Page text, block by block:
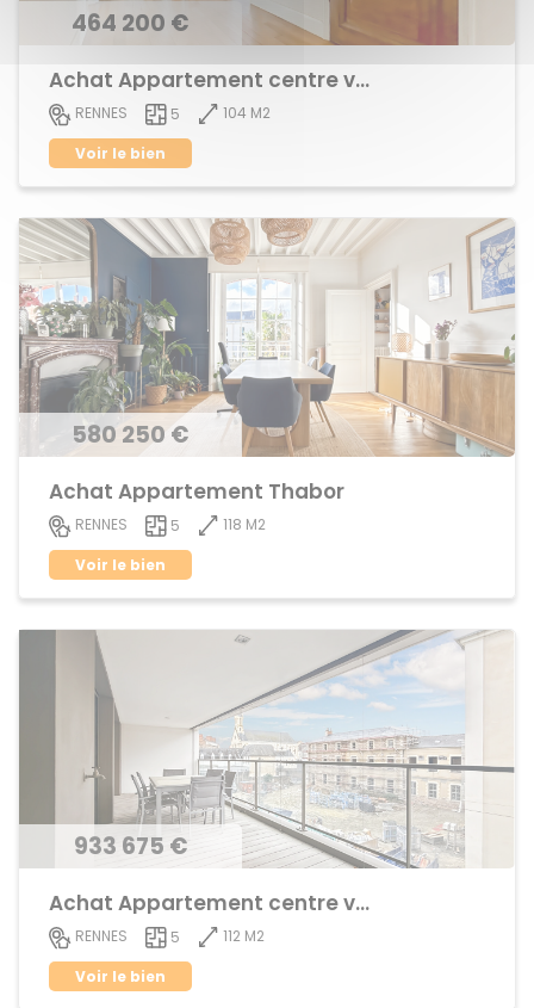
464 200 €
Achat Appartement centre ville
RENNES 5
104 M2
Voir le bien
580 250 €
Achat Appartement Thabor
RENNES 5
118 M2
Voir le bien
933 675 €
Achat Appartement centre ville
RENNES 5
112 M2
Voir le bien